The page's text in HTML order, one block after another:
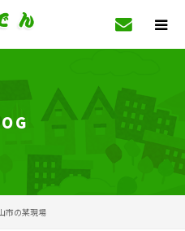
市の某現場